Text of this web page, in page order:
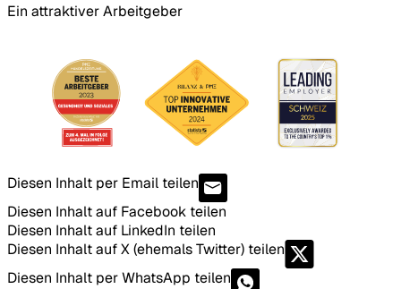
Ein attraktiver Arbeitgeber
Diesen Inhalt per Email teilen
Diesen Inhalt auf Facebook teilen
Diesen Inhalt auf LinkedIn teilen
Diesen Inhalt auf X (ehemals Twitter) teilen
Diesen Inhalt per WhatsApp teilen